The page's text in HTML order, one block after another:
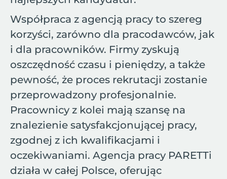
Współpraca z agencją pracy to szereg
korzyści, zarówno dla pracodawców, jak
i dla pracowników. Firmy zyskują
oszczędność czasu i pieniędzy, a także
pewność, że proces rekrutacji zostanie
przeprowadzony profesjonalnie.
Pracownicy z kolei mają szansę na
znalezienie satysfakcjonującej pracy,
zgodnej z ich kwalifikacjami i
oczekiwaniami. Agencja pracy PARETTi
działa w całej Polsce, oferując